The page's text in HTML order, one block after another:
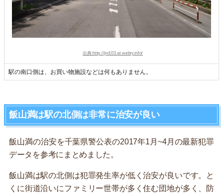
出典:http://jnr103.at.webry.info/
駅の南口側は、お買い物施設などは何もありません。
飯山満は駅の北側は非常に治安が良い
飯山満の治安を千葉県警公表の2017年1月~4月の最新犯罪
データを参考にまとめました。
飯山満は駅の北側は犯罪発生率が低く治安が良いです。と
くに街道沿いにファミリー世帯が多く住む団地が多く、防